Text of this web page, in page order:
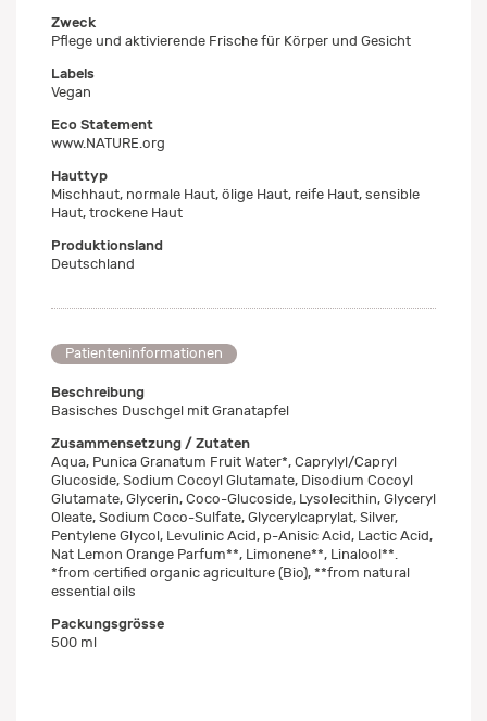
Zweck
Pflege und aktivierende Frische für Körper und Gesicht
Labels
Vegan
Eco Statement
www.NATURE.org
Hauttyp
Mischhaut, normale Haut, ölige Haut, reife Haut, sensible
Haut, trockene Haut
Produktionsland
Deutschland
Patienteninformationen
Beschreibung
Basisches Duschgel mit Granatapfel
Zusammensetzung / Zutaten
Aqua, Punica Granatum Fruit Water*, Caprylyl/Capryl
Glucoside, Sodium Cocoyl Glutamate, Disodium Cocoyl
Glutamate, Glycerin, Coco-Glucoside, Lysolecithin, Glyceryl
Oleate, Sodium Coco-Sulfate, Glycerylcaprylat, Silver,
Pentylene Glycol, Levulinic Acid, p-Anisic Acid, Lactic Acid,
Nat Lemon Orange Parfum**, Limonene**, Linalool**.
*from certified organic agriculture (Bio), **from natural
essential oils
Packungsgrösse
500 ml